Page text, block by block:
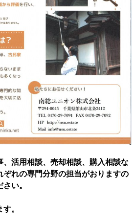
、活用相談、売却相談、購入相談な
ぞれの専門分野の担当がおりますの
い。
。